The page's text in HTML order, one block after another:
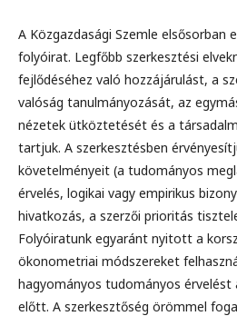
A Közgazdasági Szemle elsősorban
folyóirat. Legfőbb szerkesztési
fejlődéséhez való hozzájárulást, a
valóság tanulmányozását, az
nézetek ütköztetését és a
tartjuk. A szerkesztésben
követelményeit (a tudományos
érvelés, logikai vagy empirikus
hivatkozás, a szerzői prioritás
Folyóiratunk egyaránt nyitott a
ökonometriai módszereket
hagyományos tudományos
előtt. A szerkesztőség örömmel